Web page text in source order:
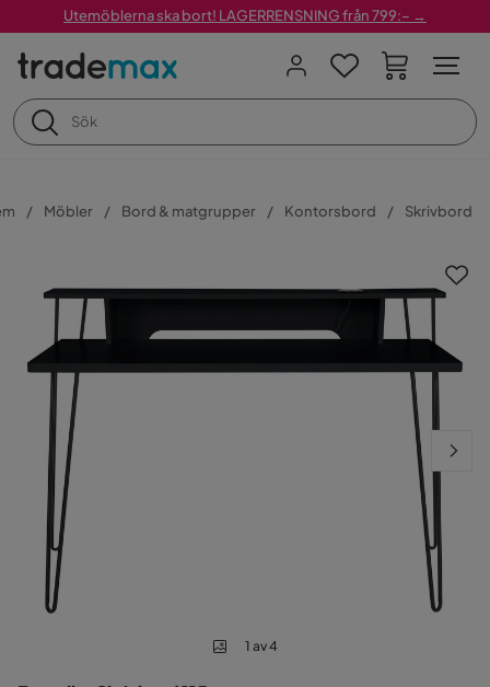
Utemöblerna ska bort! LAGERRENSNING från 799:– →
Möbler Bord & matgrupper Kontorsbord Skrivbord
1 av 4